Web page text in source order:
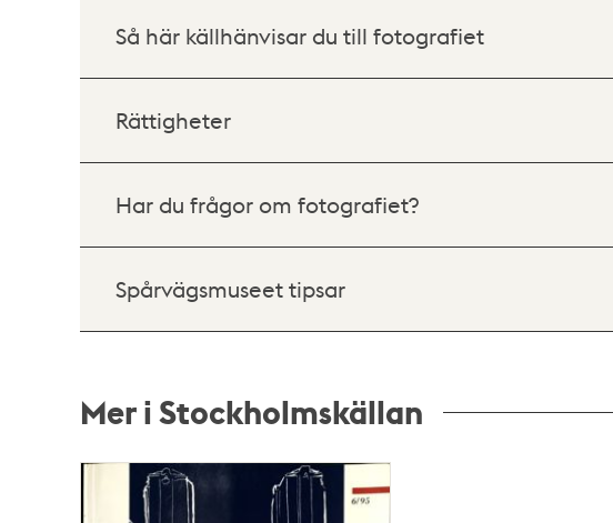
Så här källhänvisar du till fotografiet
Rättigheter
Har du frågor om fotografiet?
Spårvägsmuseet tipsar
Mer i Stockholmskällan
Relaterade